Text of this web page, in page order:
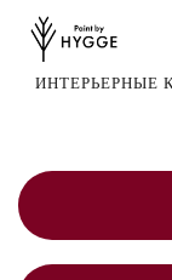
ИНТЕРЬЕРНЫЕ